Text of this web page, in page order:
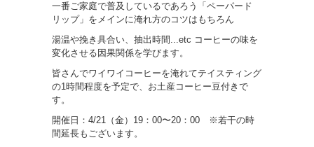
一番ご家庭で普及しているであろう「ペーパード
リップ」をメインに淹れ方のコツはもちろん
湯温や挽き具合い、抽出時間...etc コーヒーの味を
変化させる因果関係を学びます。
皆さんでワイワイコーヒーを淹れてテイスティング
の1時間程度を予定で、お土産コーヒー豆付きで
す。
開催日：4/21（金）19：00〜20：00 ※若干の時
間延長もございます。